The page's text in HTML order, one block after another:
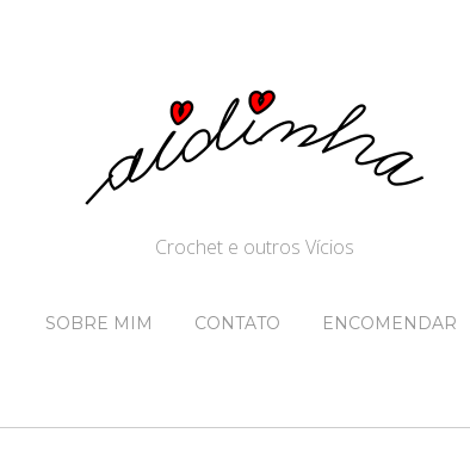
Crochet e outros Vícios
SOBRE MIM CONTATO ENCOMENDAR